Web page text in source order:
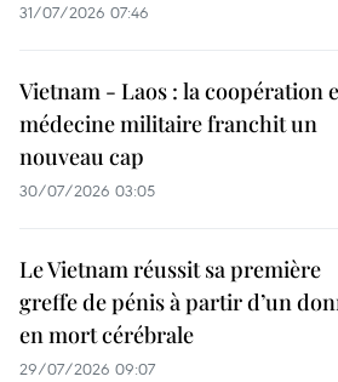
31/07/2026 07:46
Vietnam - Laos : la coopération
médecine militaire franchit un
nouveau cap
30/07/2026 03:05
Le Vietnam réussit sa première
greffe de pénis à partir d’un
en mort cérébrale
29/07/2026 09:07